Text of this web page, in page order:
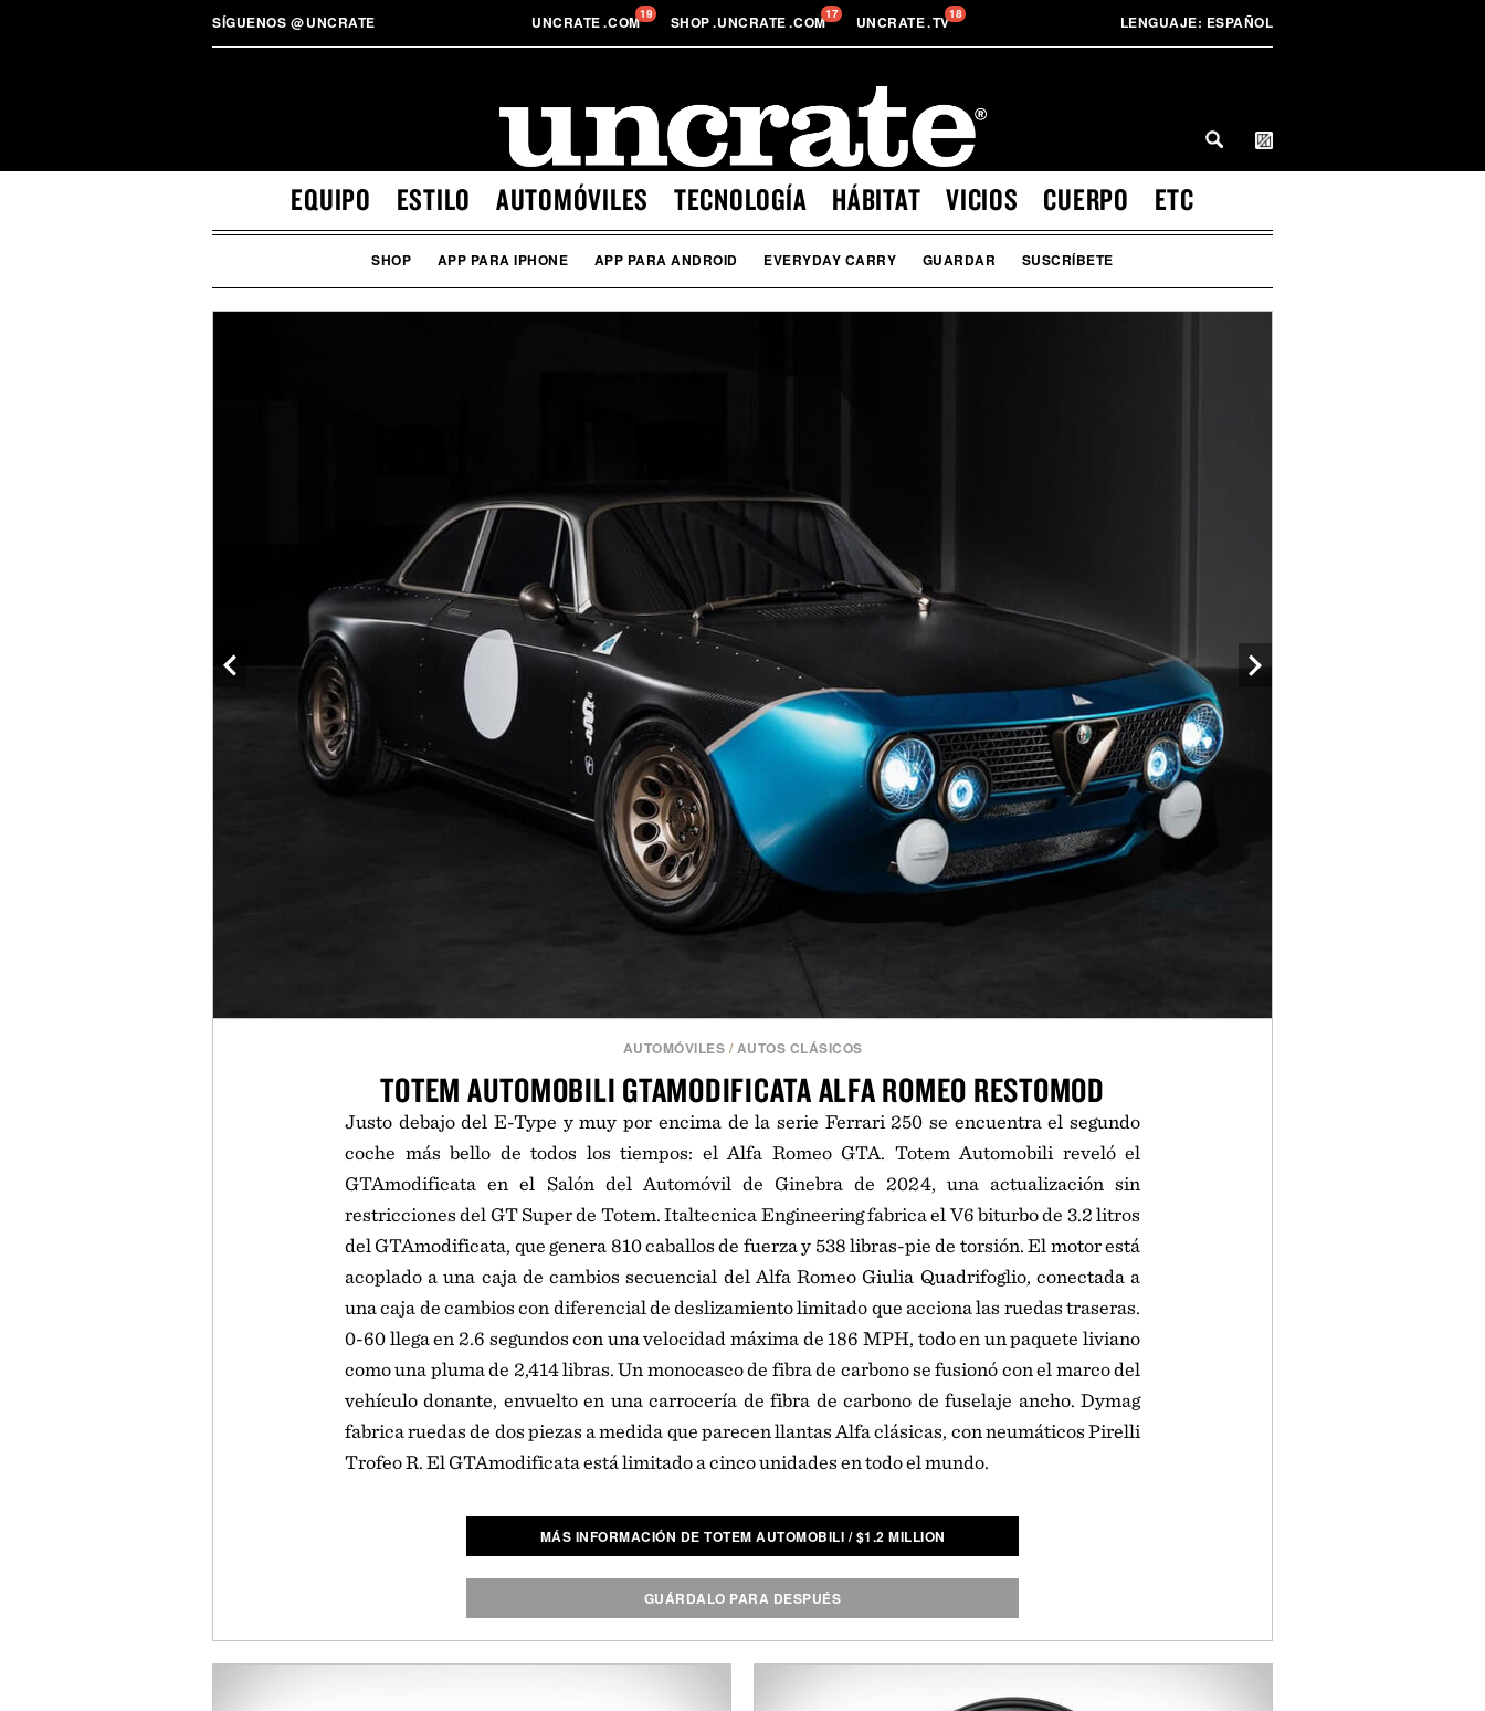
SÍGUENOS @UNCRATE UNCRATE.COM19 SHOP.UNCRATE.COM17 UNCRATE.TV18 LENGUAJE: ESPAÑOL
EQUIPO ESTILO AUTOMÓVILES TECNOLOGÍA HÁBITAT VICIOS CUERPO ETC
SHOP APP PARA IPHONE APP PARA ANDROID EVERYDAY CARRY GUARDAR SUSCRÍBETE
AUTOMÓVILES / AUTOS CLÁSICOS
TOTEM AUTOMOBILI GTAMODIFICATA ALFA ROMEO RESTOMOD
Justo debajo del E-Type y muy por encima de la serie Ferrari 250 se encuentra el segundo
coche más bello de todos los tiempos: el Alfa Romeo GTA. Totem Automobili reveló el
GTAmodificata en el Salón del Automóvil de Ginebra de 2024, una actualización sin
restricciones del GT Super de Totem. Italtecnica Engineering fabrica el V6 biturbo de 3.2 litros
del GTAmodificata, que genera 810 caballos de fuerza y 538 libras-pie de torsión. El motor está
acoplado a una caja de cambios secuencial del Alfa Romeo Giulia Quadrifoglio, conectada a
una caja de cambios con diferencial de deslizamiento limitado que acciona las ruedas traseras.
0-60 llega en 2.6 segundos con una velocidad máxima de 186 MPH, todo en un paquete liviano
como una pluma de 2,414 libras. Un monocasco de fibra de carbono se fusionó con el marco del
vehículo donante, envuelto en una carrocería de fibra de carbono de fuselaje ancho. Dymag
fabrica ruedas de dos piezas a medida que parecen llantas Alfa clásicas, con neumáticos Pirelli
Trofeo R. El GTAmodificata está limitado a cinco unidades en todo el mundo.
MÁS INFORMACIÓN DE TOTEM AUTOMOBILI /$1.2 MILLION
GUÁRDALO PARA DESPUÉS